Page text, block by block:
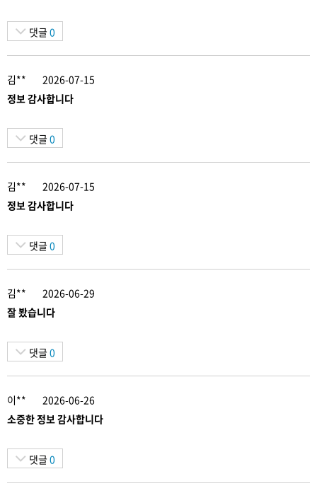
댓글 0
김**
2026-07-15
정보 감사합니다
댓글 0
김**
2026-07-15
정보 감사합니다
댓글 0
김**
2026-06-29
잘 봤습니다
댓글 0
이**
2026-06-26
소중한 정보 감사합니다
댓글 0